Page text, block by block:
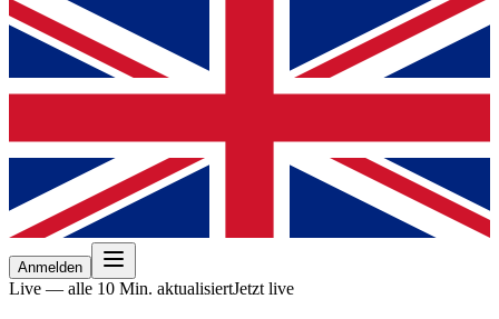
Anmelden
Live — alle 10 Min. aktualisiertJetzt live